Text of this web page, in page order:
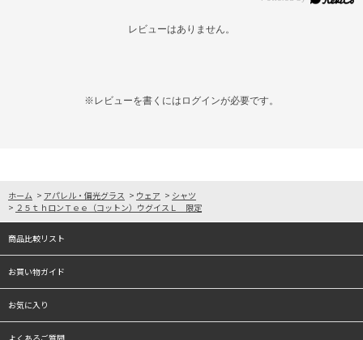
レビューはありません。
※レビューを書くには ログインが必要です。
ホーム > アパレル・偏光グラス > ウェア > シャツ
> ２５ｔｈロンＴｅｅ（コットン）ウグイスＬ 限定
商品比較リスト
お買い物ガイド
お気に入り